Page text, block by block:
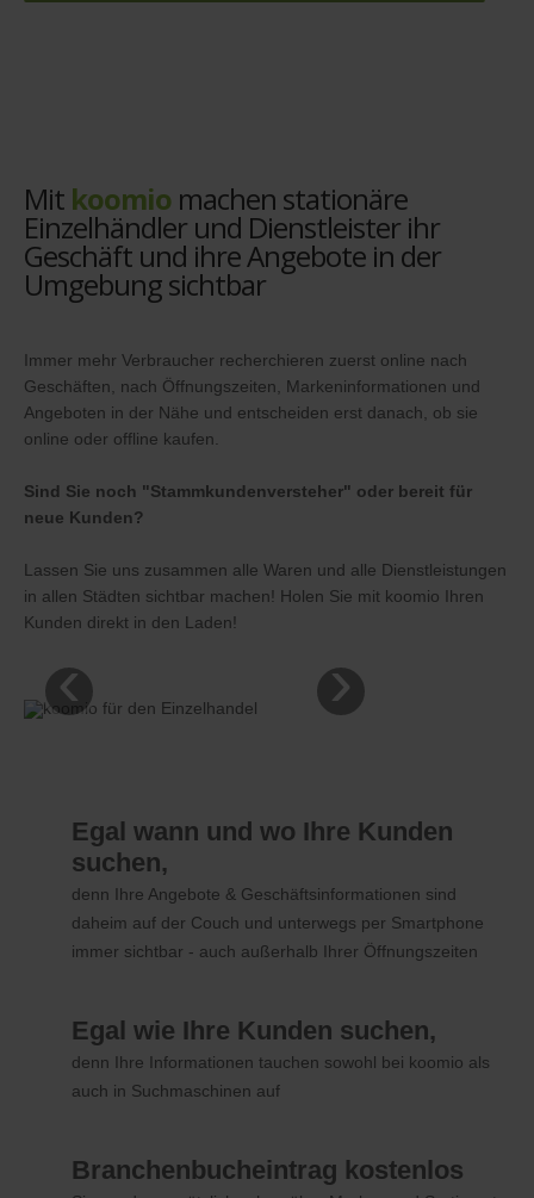
Mit koomio machen stationäre
Einzelhändler und Dienstleister ihr
Geschäft und ihre Angebote in der
Umgebung sichtbar
Immer mehr Verbraucher recherchieren zuerst online nach
Geschäften, nach Öffnungszeiten, Markeninformationen und
Angeboten in der Nähe und entscheiden erst danach, ob sie
online oder offline kaufen.
Sind Sie noch "Stammkundenversteher" oder bereit für
neue Kunden?
Lassen Sie uns zusammen alle Waren und alle Dienstleistungen
in allen Städten sichtbar machen! Holen Sie mit koomio Ihren
Kunden direkt in den Laden!
‹ ›
Egal wann und wo Ihre Kunden
suchen,
denn Ihre Angebote & Geschäftsinformationen sind
daheim auf der Couch und unterwegs per Smartphone
immer sichtbar - auch außerhalb Ihrer Öffnungszeiten
Egal wie Ihre Kunden suchen,
denn Ihre Informationen tauchen sowohl bei koomio als
auch in Suchmaschinen auf
Branchenbucheintrag kostenlos